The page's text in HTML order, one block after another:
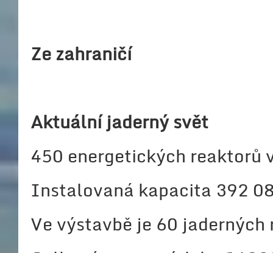
Ze zahraničí
Aktuální jaderný svět
450 energetických reaktorů
Instalovaná kapacita 392
Ve výstavbě je 60